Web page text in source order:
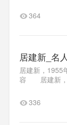
364
居建新_名
居建新，1955
容 居建新，
336